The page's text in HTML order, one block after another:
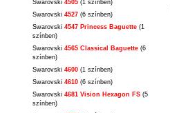
Swarovski 4505 (1 színben)
Swarovski 4527 (6 színben)
Swarovski 4547 Princess Baguette (1
színben)
Swarovski 4565 Classical Baguette (6
színben)
Swarovski 4600 (1 színben)
Swarovski 4610 (6 színben)
Swarovski 4681 Vision Hexagon FS (5
színben)